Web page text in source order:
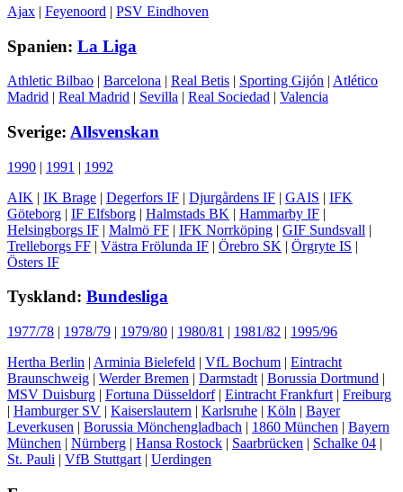
Ajax | Feyenoord | PSV Eindhoven
Spanien: La Liga
Athletic Bilbao | Barcelona | Real Betis | Sporting Gijón | Atlético
Madrid | Real Madrid | Sevilla | Real Sociedad | Valencia
Sverige: Allsvenskan
1990 | 1991 | 1992
AIK | IK Brage | Degerfors IF | Djurgårdens IF | GAIS | IFK
Göteborg | IF Elfsborg | Halmstads BK | Hammarby IF |
Helsingborgs IF | Malmö FF | IFK Norrköping | GIF Sundsvall |
Trelleborgs FF | Västra Frölunda IF | Örebro SK | Örgryte IS |
Östers IF
Tyskland: Bundesliga
1977/78 | 1978/79 | 1979/80 | 1980/81 | 1981/82 | 1995/96
Hertha Berlin | Arminia Bielefeld | VfL Bochum | Eintracht
Braunschweig | Werder Bremen | Darmstadt | Borussia Dortmund |
MSV Duisburg | Fortuna Düsseldorf| Eintracht Frankfurt | Freiburg
| Hamburger SV | Kaiserslautern | Karlsruhe | Köln | Bayer
Leverkusen | Borussia Mönchengladbach | 1860 München | Bayern
München | Nürnberg | Hansa Rostock | Saarbrücken | Schalke 04 |
St. Pauli | VfB Stuttgart | Uerdingen